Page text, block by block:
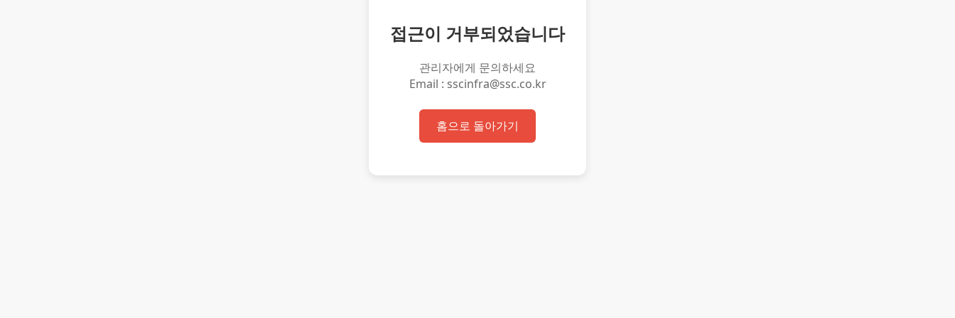
접근이 거부되었습니다
관리자에게 문의하세요
Email : sscinfra@ssc.co.kr
홈으로 돌아가기